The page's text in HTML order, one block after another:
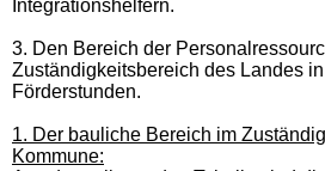
Integrationshelfern.
3. Den Bereich der
Zuständigkeitsbereich des Landes
Förderstunden.
1. Der bauliche Bereich im
Kommune: